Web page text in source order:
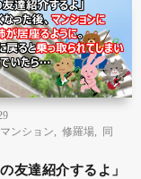
マンション 修羅場
同
友達紹介するよ」